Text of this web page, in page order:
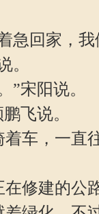
急回家，我
。
宋阳说。
飞说。
车，一直
修建的公